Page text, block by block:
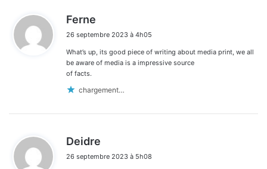
Ferne
t
:
26 septembre 2023 à 4h05
What’s up, its good piece of writing about media print, we all
be aware of media is a impressive source
of facts.
chargement…
Deidre
t
26 septembre 2023 à 5h08